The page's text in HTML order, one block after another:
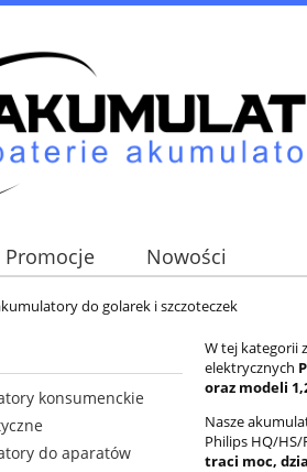
Promocje Nowości
do golarek i szczoteczek
konsumenckie
do aparatów
W tej kategorii
elektrycznych
oraz modeli
Nasze
Philips HQ/HS/
traci moc,